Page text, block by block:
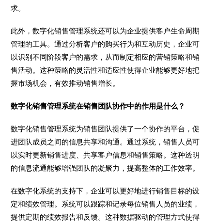
求。
此外，数字化销售管理系统还可以为企业提供客户生命周期
管理的工具。通过分析客户的购买行为和互动历史，企业可
以识别不同阶段客户的需求，从而制定相应的营销策略和销
售活动。这种策略的灵活性和适应性使得企业能够更好地把
握市场机会，有效推动销售增长。
数字化销售管理系统在销售团队协作中的作用是什么？
数字化销售管理系统为销售团队提供了一个协作的平台，促
进团队成员之间的信息共享和沟通。通过系统，销售人员可
以实时更新销售进度、共享客户信息和销售策略。这种透明
的信息流通能够增强团队的凝聚力，提高整体的工作效率。
在数字化系统的支持下，企业可以更好地进行销售目标的设
定和绩效管理。系统可以跟踪和记录每位销售人员的业绩，
提供定期的绩效报告和反馈。这种数据驱动的管理方式使得